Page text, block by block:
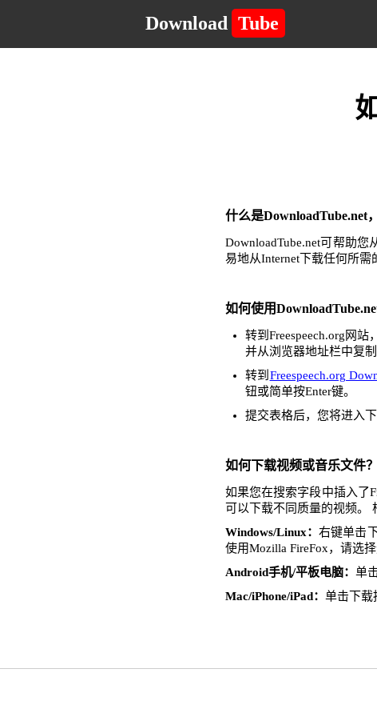
Download Tube
什么是DownloadTube.net
DownloadTube.net可帮助
易地从Internet下载任何所需
如何使用
转到Freespeech.org网
并从浏览器地址栏中复制
转到 Freespeech.org
钮或简单按Enter键。
提交表格后，您将进入
如何下载视频或音乐文件？
如果您在搜索字段中插入了
可以下载不同质量的视频。
Windows/Linux：右键单击
使用Mozilla FireFox，请选
Android手机/平板电脑： 单
Mac/iPhone/iPad： 单击下载